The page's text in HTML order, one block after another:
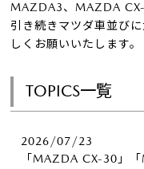
MAZDA3、MAZDA CX-
引き続きマツダ車並び
しくお願いいたします。
TOPICS一覧
2026/07/23
「MAZDA CX-30」